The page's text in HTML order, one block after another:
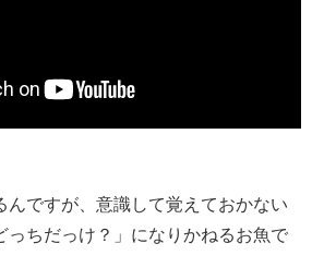
んですが、意識して覚えておかない
っちだっけ？」になりかねるお魚で